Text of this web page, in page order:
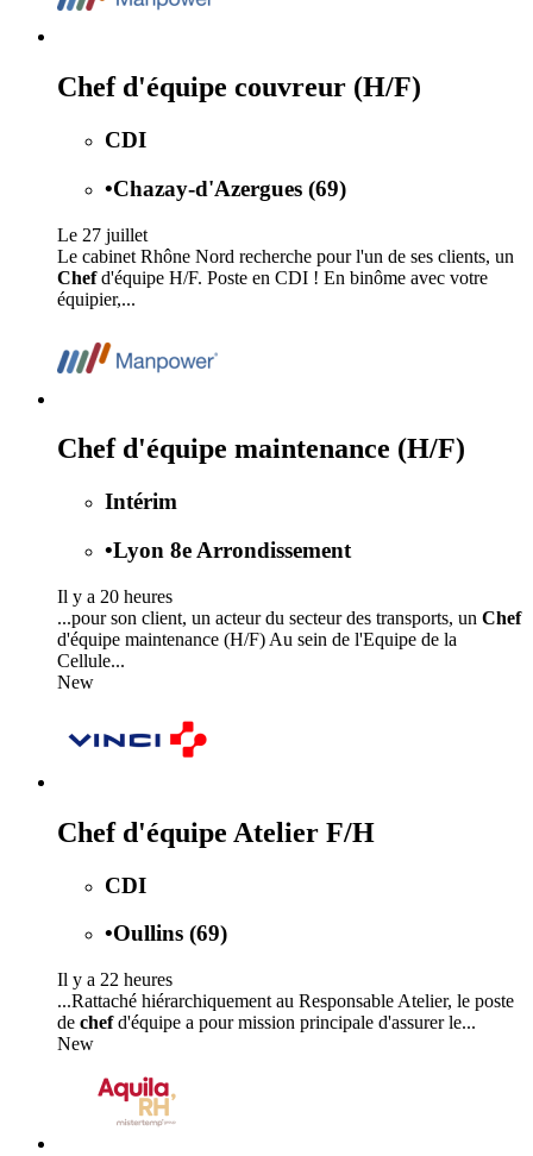
Chef d'équipe couvreur (H/F)
CDI
•Chazay-d'Azergues (69)
Le 27 juillet
Le cabinet Rhône Nord recherche pour l'un de ses clients, un
Chefd'équipe H/F. Poste en CDI ! En binôme avec votre
équipier,...
Chef d'équipe maintenance (H/F)
Intérim
•Lyon 8e Arrondissement
Il y a 20 heures
...pour son client, un acteur du secteur des transports, un Chef
d'équipe maintenance (H/F) Au sein de l'Equipe de la
Cellule...
New
Chef d'équipe Atelier F/H
CDI
•Oullins (69)
Il y a 22 heures
...Rattaché hiérarchiquement au Responsable Atelier, le poste
de chefd'équipe a pour mission principale d'assurer le...
New